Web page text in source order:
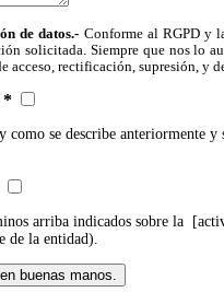
de datos.- Conforme al RGPD y
solicitada. Siempre que nos lo
acceso, rectificación, supresión, y
como se describe anteriormente
arriba indicados sobre la
de la entidad).
buenas manos.